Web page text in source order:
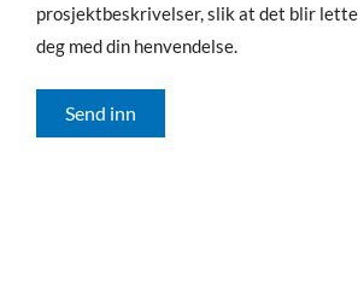
prosjektbeskrivelser, slik at det blir
deg med din henvendelse.
Send inn